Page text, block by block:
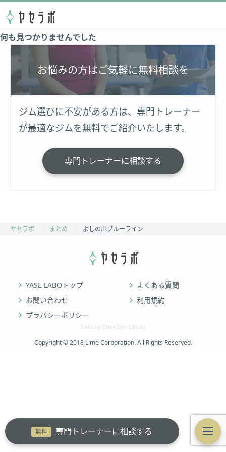
無料 専門トレーナーに相談する
何も見つかりませんでした
お悩みの方はご気軽に無料相談を
ジム選びに不安がある方は、専門トレーナー
が最適なジムを無料でご紹介いたします。
専門トレーナーに相談する
ヤセラボ まとめ よしの川ブルーライン
YASE LABOトップ
よくある質問
お問い合わせ
利用規約
プラバシーポリシー
Icons by Orion Icon Library
Copyright © 2018 Lime Corporation. All Rights Reserved.